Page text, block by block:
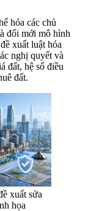
hóa các chủ
đổi mới mô hình
xuất luật hóa
nghị quyết và
đất, hệ số điều
đất.
xuất sửa
họa